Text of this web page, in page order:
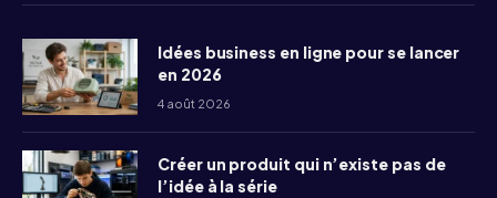
Idées business en ligne pour se lancer
en 2026
4 août 2026
Créer un produit qui n’existe pas de
l’idée à la série